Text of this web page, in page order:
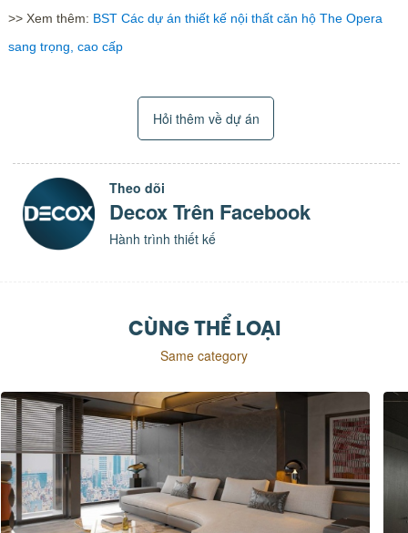
>> Xem thêm: BST Các dự án thiết kế nội thất căn hộ The Opera
sang trọng, cao cấp
Hỏi thêm về dự án
Theo dõi
Decox Trên Facebook
Hành trình thiết kế
CÙNG THỂ LOẠI
Same category